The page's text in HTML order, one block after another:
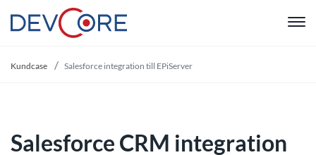
"Kundcase Salesforce integration till EPiServer
Salesforce CRM integration